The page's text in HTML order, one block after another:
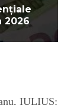
2026
IULIUS: